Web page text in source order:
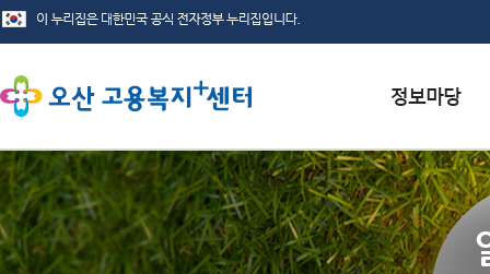
서식자료실
채용정보
인재정보